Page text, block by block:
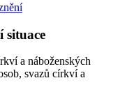
situace
a náboženských
svazů církví a